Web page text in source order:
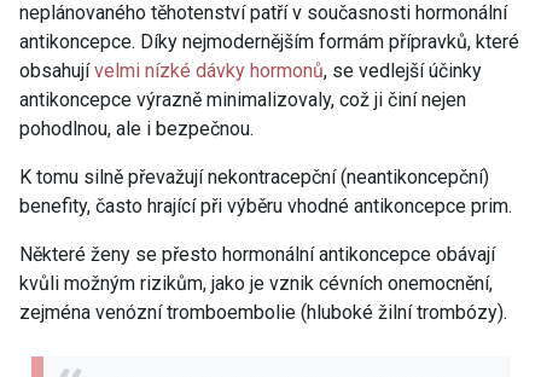
neplánovaného těhotenství patří v současnosti hormonální
antikoncepce. Díky nejmodernějším formám přípravků, které
obsahujívelmi nízké dávky hormonů, se vedlejší účinky
antikoncepce výrazně minimalizovaly, což ji činí nejen
pohodlnou, ale i bezpečnou.
K tomu silně převažují nekontracepční (neantikoncepční)
benefity, často hrající při výběru vhodné antikoncepce prim.
Některé ženy se přesto hormonální antikoncepce obávají
kvůli možným rizikům, jako je vznik cévních onemocnění,
zejména venózní tromboembolie (hluboké žilní trombózy).